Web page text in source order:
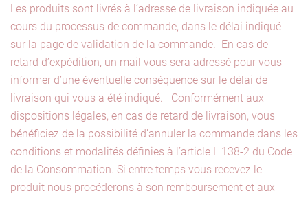
Les produits sont livrés à l’adresse de livraison indiquée au
cours du processus de commande, dans le délai indiqué
sur la page de validation de la commande. En cas de
retard d’expédition, un mail vous sera adressé pour vous
informer d’une éventuelle conséquence sur le délai de
livraison qui vous a été indiqué. Conformément aux
dispositions légales, en cas de retard de livraison, vous
bénéficiez de la possibilité d’annuler la commande dans les
conditions et modalités définies à l’article L 138-2 du Code
de la Consommation. Si entre temps vous recevez le
produit nous procéderons à son remboursement et aux